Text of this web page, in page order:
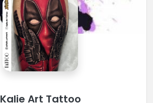
Kalie Art Tattoo